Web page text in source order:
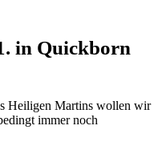
in Quickborn
Heiligen Martins wollen wir
immer noch